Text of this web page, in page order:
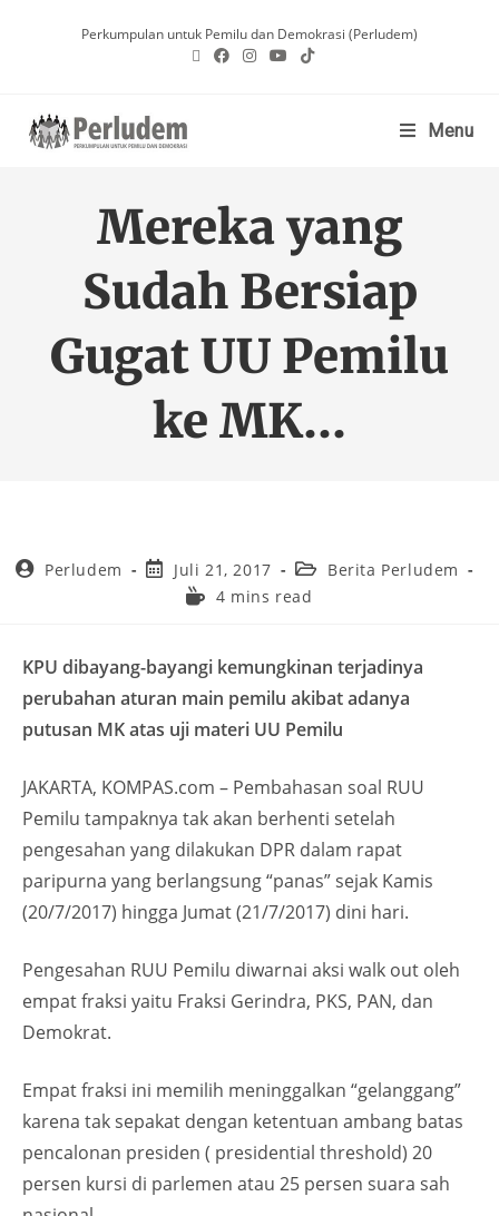
Perkumpulan untuk Pemilu dan Demokrasi (Perludem)
Menu
Mereka yang
Sudah Bersiap
Gugat UU Pemilu
ke MK…
Perludem Juli 21, 2017
Berita Perludem
4 mins read
KPU dibayang-bayangi kemungkinan terjadinya
perubahan aturan main pemilu akibat adanya
putusan MK atas uji materi UU Pemilu
JAKARTA, KOMPAS.com – Pembahasan soal RUU
Pemilu tampaknya tak akan berhenti setelah
pengesahan yang dilakukan DPR dalam rapat
paripurna yang berlangsung “panas” sejak Kamis
(20/7/2017) hingga Jumat (21/7/2017) dini hari.
Pengesahan RUU Pemilu diwarnai aksi walk out oleh
empat fraksi yaitu Fraksi Gerindra, PKS, PAN, dan
Demokrat.
Empat fraksi ini memilih meninggalkan “gelanggang”
karena tak sepakat dengan ketentuan ambang batas
pencalonan presiden ( presidential threshold) 20
persen kursi di parlemen atau 25 persen suara sah